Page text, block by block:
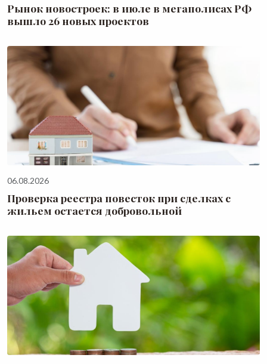
Рынок новостроек: в июле в мегаполисах РФ
вышло 26 новых проектов
06.08.2026
Проверка реестра повесток при сделках с
жильем остается добровольной